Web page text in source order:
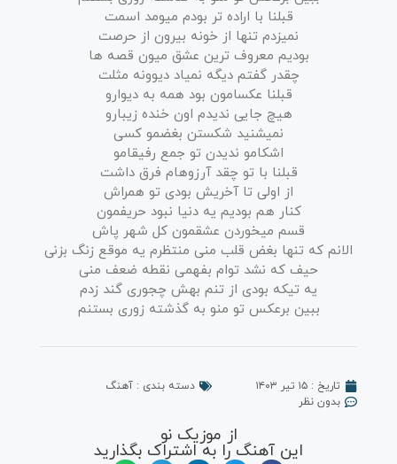
قبلنا با اراده تر بودم میومد اسمت
نمیزدم تنها از خونه بیرون از حرصت
بودیم معروف ترین عشق میون قصه ها
چقدر گفتم دیگه نمیاد دیوونه مثلت
قبلنا عکسامون بود همه به دیوارو
هیچ جایی ندیدم اون خنده زیبارو
نمیشنید شکستن بغضمو کسی
اشکامو ندیدن تو جمع رفیقامو
قبلنا با تو چقد آرزوهام فرق داشت
از اولی تا آخریش بودی تو همراش
کنار هم بودیم یه دنیا نبود حریفمون
قسم میخوردن عشقمون کل شهر پاش
الانم که تنها بغض قلب منی منتظرم یه موقع زنگ بزنی
حیف که نشد توام بفهمی نقطه ضعف منی
یه تیکه بودی از تنم بهش چجوری گند زدم
ببین برعکس تو منو به گذشته زوری بستنم
تاریخ : ۱۵ تیر ۱۴۰۳ دسته بندی : آهنگ
بدون نظر
از موزیک نو
این آهنگ را به اشتراک بگذارید